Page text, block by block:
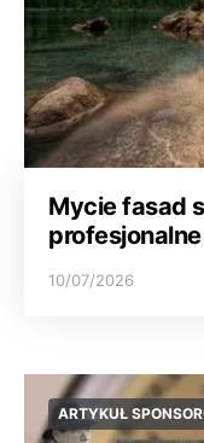
Mycie fasad
10/07/2026
ARTYKUŁ